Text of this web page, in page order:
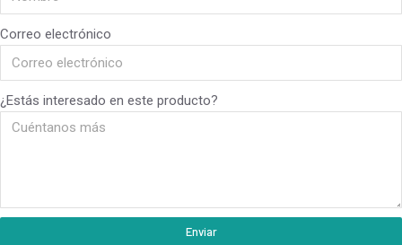
Correo electrónico
¿Estás interesado en este producto?
Enviar